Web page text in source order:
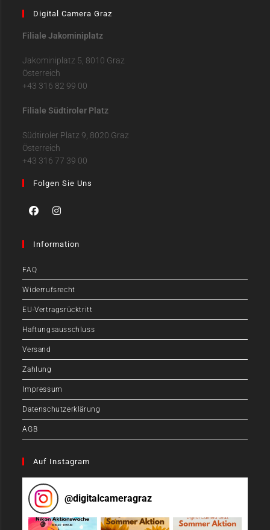
Digital Camera Graz
Filiale Jakominiplatz
Jakominiplatz 5, 8010 Graz
Österreich
+43 316 82 99 00
Filiale Südtiroler Platz
Südtiroler Platz 9, 8020 Graz
Österreich
+43 316 77 39 00
Folgen Sie Uns
Information
FAQ
Widerrufsrecht
EU-Vertragsrücktritt
Haftungsausschluss
Versand
Zahlung
Impressum
Datenschutzerklärung
AGB
Auf Instagram
@digitalcameragraz